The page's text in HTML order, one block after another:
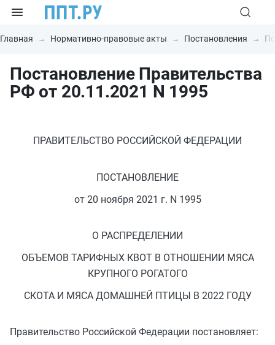
Главная Нормативно-правовые акты Постановления
Постановление Правительства
РФ от 20.11.2021 N 1995
ПРАВИТЕЛЬСТВО РОССИЙСКОЙ ФЕДЕРАЦИИ
ПОСТАНОВЛЕНИЕ
от 20 ноября 2021 г. N 1995
О РАСПРЕДЕЛЕНИИ
ОБЪЕМОВ ТАРИФНЫХ КВОТ В ОТНОШЕНИИ МЯСА
КРУПНОГО РОГАТОГО
СКОТА И МЯСА ДОМАШНЕЙ ПТИЦЫ В 2022 ГОДУ
Правительство Российской Федерации постановляет: